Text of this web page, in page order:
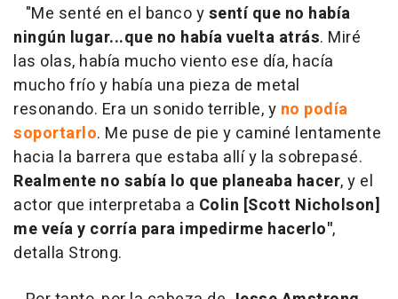
"Me senté en el banco ysentí que no había
ningún lugar...que no había vuelta atrás. Miré
las olas, había mucho viento ese día, hacía
mucho frío y había una pieza de metal
resonando. Era un sonido terrible, y no podía
soportarlo. Me puse de pie y caminé lentamente
hacia la barrera que estaba allí y la sobrepasé.
Realmente no sabía lo que planeaba hacer, y el
actor que interpretaba a Colin [Scott Nicholson]
me veía y corría para impedirme hacerlo",
detalla Strong.